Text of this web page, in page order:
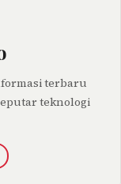
terbaru
teknologi